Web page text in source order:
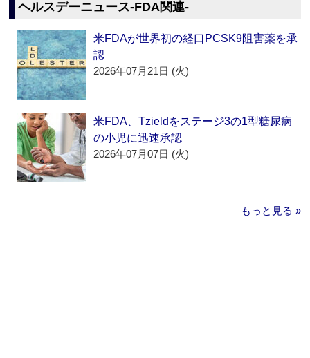
ヘルスデーニュース‐FDA関連‐
米FDAが世界初の経口PCSK9阻害薬を承
認
2026年07月21日 (火)
米FDA、Tzieldをステージ3の1型糖尿病
の小児に迅速承認
2026年07月07日 (火)
もっと見る »